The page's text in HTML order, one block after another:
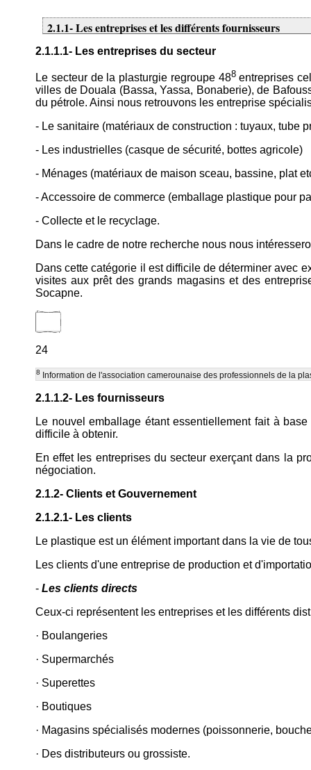
2.1.1- Les entreprises et les différents fournisseurs
2.1.1.1- Les entreprises du secteur
Le secteur de la plasturgie regroupe 488entreprises
villes de Douala (Bassa, Yassa, Bonaberie), de
du pétrole. Ainsi nous retrouvons les entreprise
- Le sanitaire (matériaux de construction : tuyaux, tube
- Les industrielles (casque de sécurité, bottes agricole)
- Ménages (matériaux de maison sceau, bassine, plat
- Accessoire de commerce (emballage plastique pour
- Collecte et le recyclage.
Dans le cadre de notre recherche nous nous
Dans cette catégorie il est difficile de déterminer avec
visites aux prêt des grands magasins et des
Socapne.
24
8 Information de l'association camerounaise des professionnels de la
2.1.1.2- Les fournisseurs
Le nouvel emballage étant essentiellement fait à
difficile à obtenir.
En effet les entreprises du secteur exerçant dans la
négociation.
2.1.2- Clients et Gouvernement
2.1.2.1- Les clients
Le plastique est un élément important dans la vie de
Les clients d'une entreprise de production et
- Les clients directs
Ceux-ci représentent les entreprises et les différents
· Boulangeries
· Supermarchés
· Superettes
· Boutiques
· Magasins spécialisés modernes (poissonnerie,
· Des distributeurs ou grossiste.